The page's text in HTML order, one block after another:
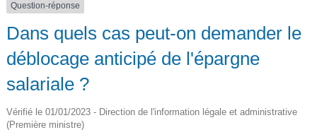
Question-réponse
Dans quels cas peut-on demander le
déblocage anticipé de l'épargne
salariale ?
Vérifié le 01/01/2023 - Direction de l'information légale et administrative
(Première ministre)